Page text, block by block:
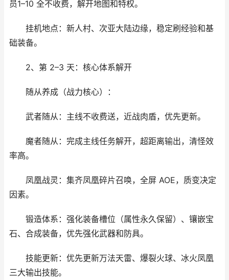
员1–10 全不收费，解开地图和特权。
挂机地点：新人村、次亚大陆边缘，稳定刷经验和基
础装备。
2、第 2–3 天：核心体系解开
随从养成（战力核心）：
武者随从：主线不收费送，近战肉盾，优先更新。
魔者随从：完成主线任务解开，超距离输出，清怪效
率高。
凤凰战灵：集齐凤凰碎片召唤，全屏 AOE，质变决定
因素。
锻造体系：强化装备槽位（属性永久保留）、镶嵌宝
石、合成装备，优先强化武器和防具。
技能更新：优先更新万法天雷、爆裂火球、冰火凤凰
三大输出技能。